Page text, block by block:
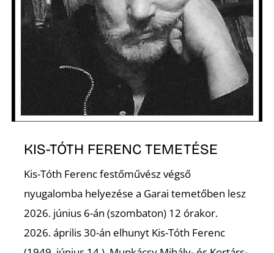
KIS-TÓTH FERENC TEMETÉSE
Kis-Tóth Ferenc festőművész végső
nyugalomba helyezése a Garai temetőben lesz
2026. június 6-án (szombaton) 12 órakor.
2026. április 30-án elhunyt Kis-Tóth Ferenc